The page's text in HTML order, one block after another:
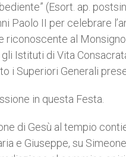
(Esort. ap.
Paolo II per celebrare
al
Istituti di Vita
i Superiori Generali
in questa Festa.
di Gesù al tempio
e Giuseppe, su